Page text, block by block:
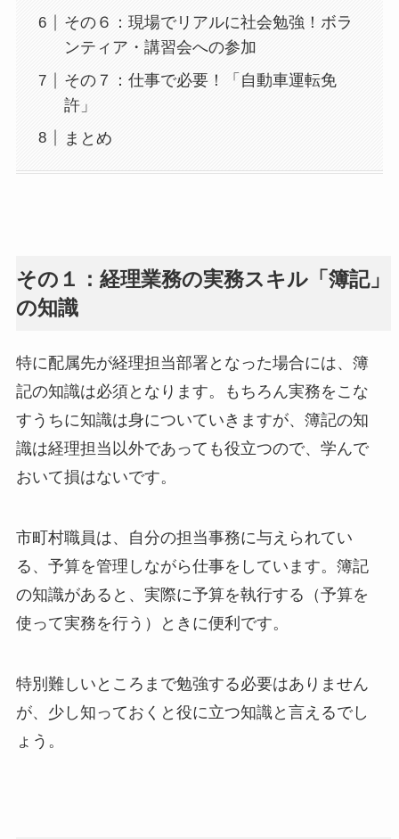
その６：現場でリアルに社会勉強！ボラ
ンティア・講習会への参加
その７：仕事で必要！「自動車運転免
許」
まとめ
その１：経理業務の実務スキル「簿記」
の知識
特に配属先が経理担当部署となった場合には、簿
記の知識は必須となります。もちろん実務をこな
すうちに知識は身についていきますが、簿記の知
識は経理担当以外であっても役立つので、学んで
おいて損はないです。
市町村職員は、自分の担当事務に与えられてい
る、予算を管理しながら仕事をしています。簿記
の知識があると、実際に予算を執行する（予算を
使って実務を行う）ときに便利です。
特別難しいところまで勉強する必要はありません
が、少し知っておくと役に立つ知識と言えるでし
ょう。